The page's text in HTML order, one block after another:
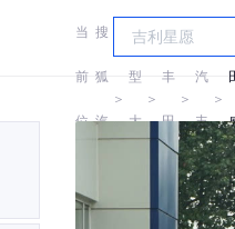
当
前
位
搜
狐
汽
＞
车
型
大
＞
丰
田
＞
汽
丰
田
＞